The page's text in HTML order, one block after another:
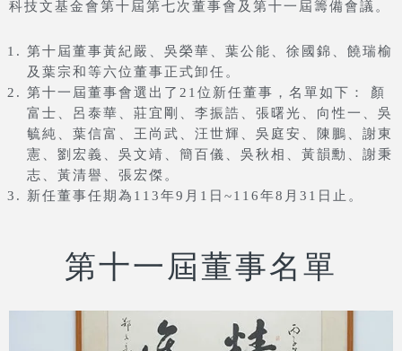
科技文基金會第十屆第七次董事會及第十一屆籌備會議。
第十屆董事黃紀嚴、吳榮華、葉公能、徐國錦、饒瑞榆
及葉宗和等六位董事正式卸任。
第十一屆董事會選出了21位新任董事，名單如下： 顏
富士、呂泰華、莊宜剛、李振誥、張曙光、向性一、吳
毓純、葉信富、王尚武、汪世輝、吳庭安、陳鵬、謝東
憲、劉宏義、吳文靖、簡百儀、吳秋相、黃韻勳、謝秉
志、黃清譽、張宏傑。
新任董事任期為113年9月1日~116年8月31日止。
第十一屆董事名單